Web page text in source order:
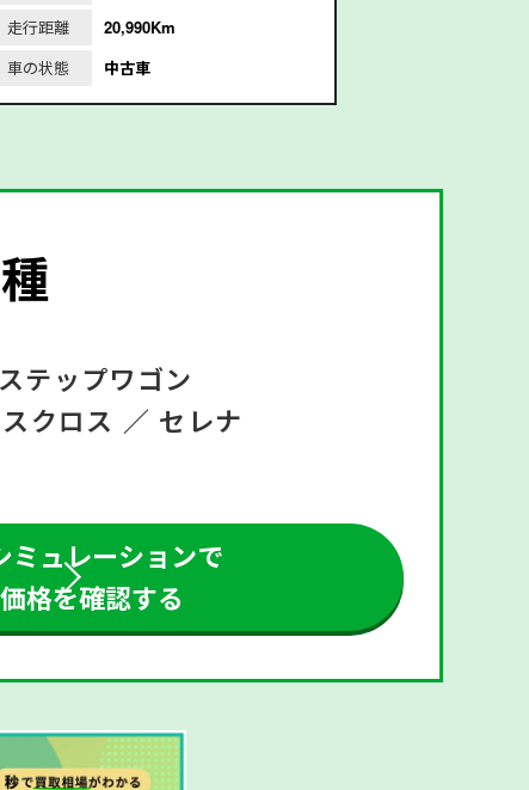
走行距離
20,990Km
車の状態
中古車
ステップワゴン
クロス ／ セレナ
ミュレーションで
格を確認する